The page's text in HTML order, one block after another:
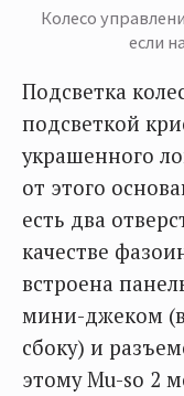
Колесо
если
Подсветка
подсветкой
украшенного
от этого
есть два
качестве
встроена
мини-джеком
сбоку) и
этому Mu-so 2